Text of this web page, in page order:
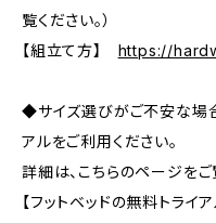
覧ください。）
【組立て方】 https://
◆サイズ選びがご不安な場合
アルをご利用ください。
詳細は、こちらのページをご
【フットベッドの無料トライ